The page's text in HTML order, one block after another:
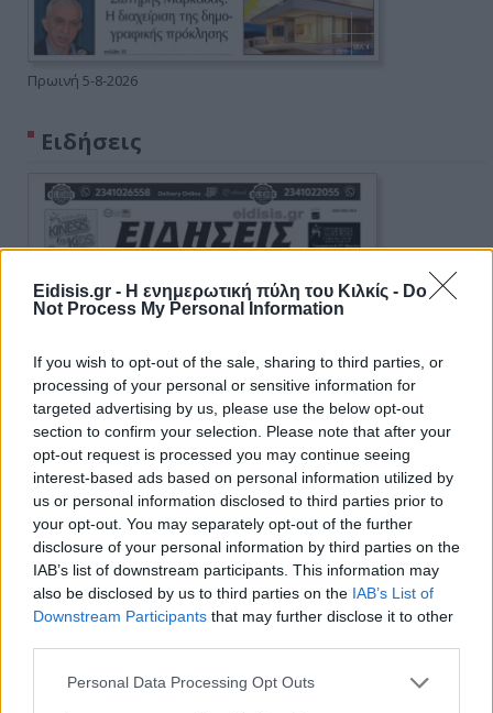
Eidisis.gr - Η ενημερωτική πύλη του Κιλκίς - Do
Not Process My Personal Information
If you wish to opt-out of the sale, sharing to third parties, or
processing of your personal or sensitive information for
targeted advertising by us, please use the below opt-out
section to confirm your selection. Please note that after your
opt-out request is processed you may continue seeing
interest-based ads based on personal information utilized by
us or personal information disclosed to third parties prior to
your opt-out. You may separately opt-out of the further
disclosure of your personal information by third parties on the
IAB’s list of downstream participants. This information may
also be disclosed by us to third parties on the IAB’s List of
Downstream Participants that may further disclose it to other
Personal Data Processing Opt Outs
Πρωινή 5-8-2026
Ειδήσεις
Ειδήσεις 5-8-2026